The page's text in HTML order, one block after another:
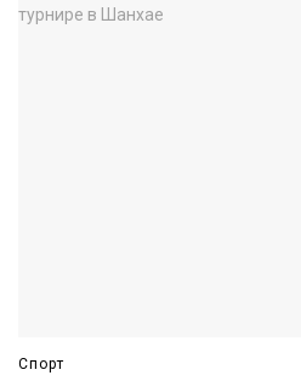
Спорт